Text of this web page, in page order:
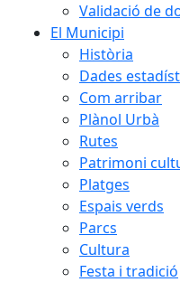
Validació de
El Municipi
Història
Dades
Com arribar
Plànol Urbà
Rutes
Patrimoni
Platges
Espais verds
Parcs
Cultura
Festa i tradició